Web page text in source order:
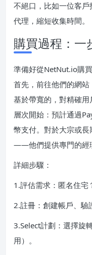
不絕口，比如一位客
代理，縮短收集時間。
購買過程：一
準備好從NetNut.io購
首先，前往他們的網
基於帶寬的，對精確
層次開始：預計通過
幣支付。對於大宗或
——他們提供專門的經
詳細步驟：
1.評估需求：匿名住宅
2.註冊：創建帳戶、驗
3.Select計劃：選擇旋
用）。